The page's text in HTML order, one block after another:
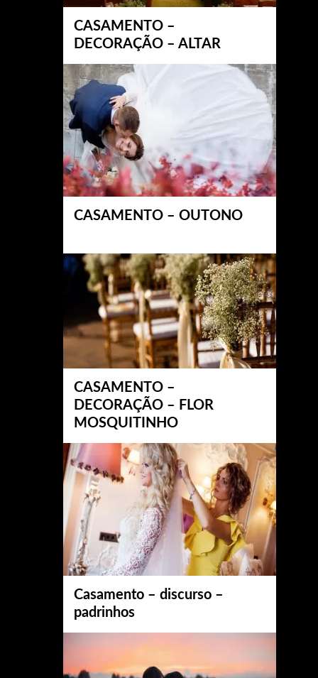
CASAMENTO –
DECORAÇÃO – ALTAR
CASAMENTO – OUTONO
CASAMENTO –
DECORAÇÃO – FLOR
MOSQUITINHO
Casamento – discurso –
padrinhos